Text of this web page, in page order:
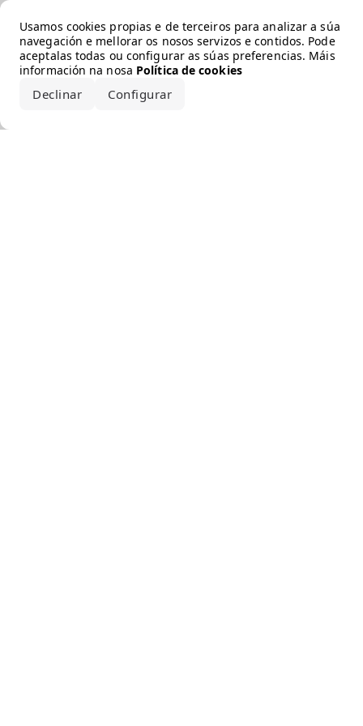
Usamos cookies propias e de terceiros para analizar a súa
navegación e mellorar os nosos servizos e contidos. Pode
aceptalas todas ou configurar as súas preferencias. Máis
información na nosa Política de cookies
Declinar Configurar
Error loading the brand